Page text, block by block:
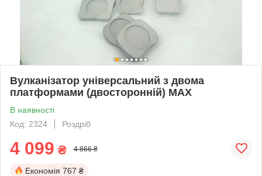
Вулканізатор універсальний з двома
платформами (двосторонній) MAX
В наявності
Код: 2324
Роздріб
4 099 ₴ 4 866 ₴
Економія 767 ₴